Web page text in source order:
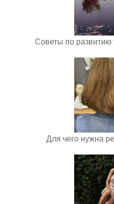
Советы по развитию
Для чего нужна